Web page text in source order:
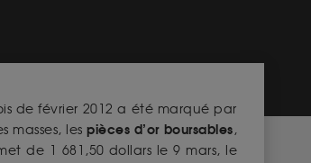
de février 2012 a été marqué par
masses, lespièces d’or boursables,
de 1 681,50 dollars le 9 mars, le